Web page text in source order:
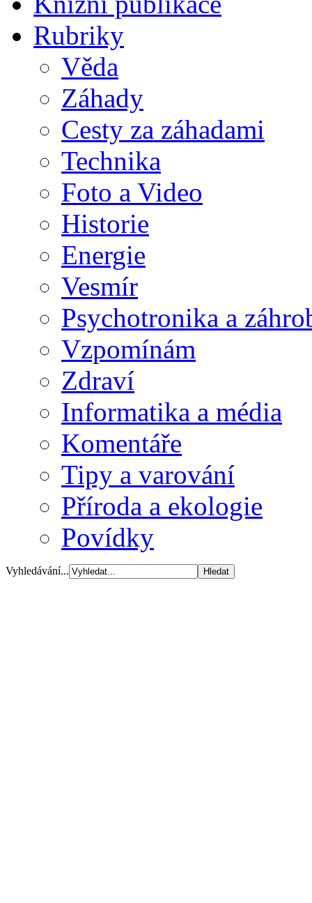
Rubriky
Věda
Záhady
Cesty za záhadami
Technika
Foto a Video
Historie
Energie
Vesmír
Psychotronika a
Vzpomínám
Zdraví
Informatika a média
Komentáře
Tipy a varování
Příroda a ekologie
Povídky
Vyhledávání...